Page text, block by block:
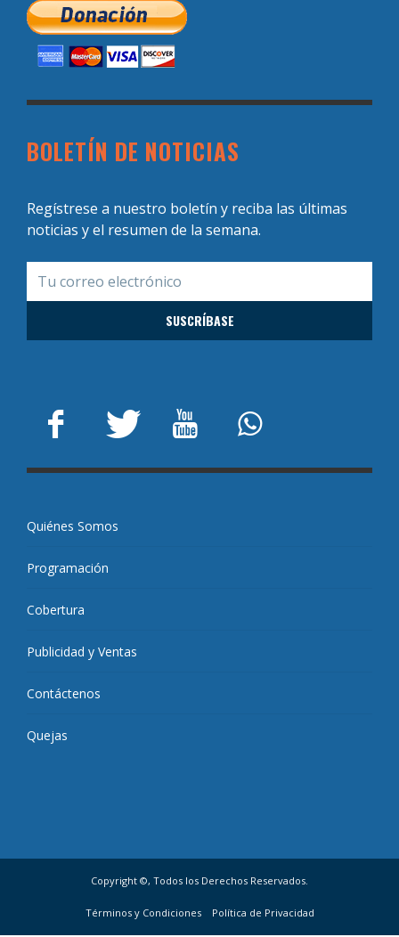
BOLETÍN DE NOTICIAS
Regístrese a nuestro boletín y reciba las últimas
noticias y el resumen de la semana.
Quiénes Somos
Programación
Cobertura
Publicidad y Ventas
Contáctenos
Quejas
Copyright ©, Todos los Derechos Reservados.
Términos y Condiciones Política de Privacidad